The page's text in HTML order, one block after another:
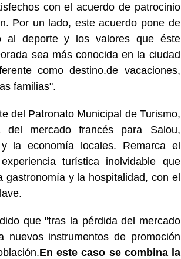
con el acuerdo de patrocinio
Por un lado, este acuerdo pone de
al deporte y los valores que éste
sea más conocida en la ciudad
como destino.de vacaciones,
familias".
del Patronato Municipal de Turismo,
del mercado francés para Salou,
la economía locales. Remarca el
turística inolvidable que
gastronomía y la hospitalidad, con el
que "tras la pérdida del mercado
instrumentos de promoción
En este caso se combina la